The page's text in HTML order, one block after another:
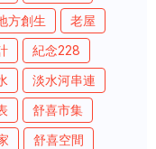
方創生
老屋
紀念228
淡水河串連
舒喜市集
舒喜空間